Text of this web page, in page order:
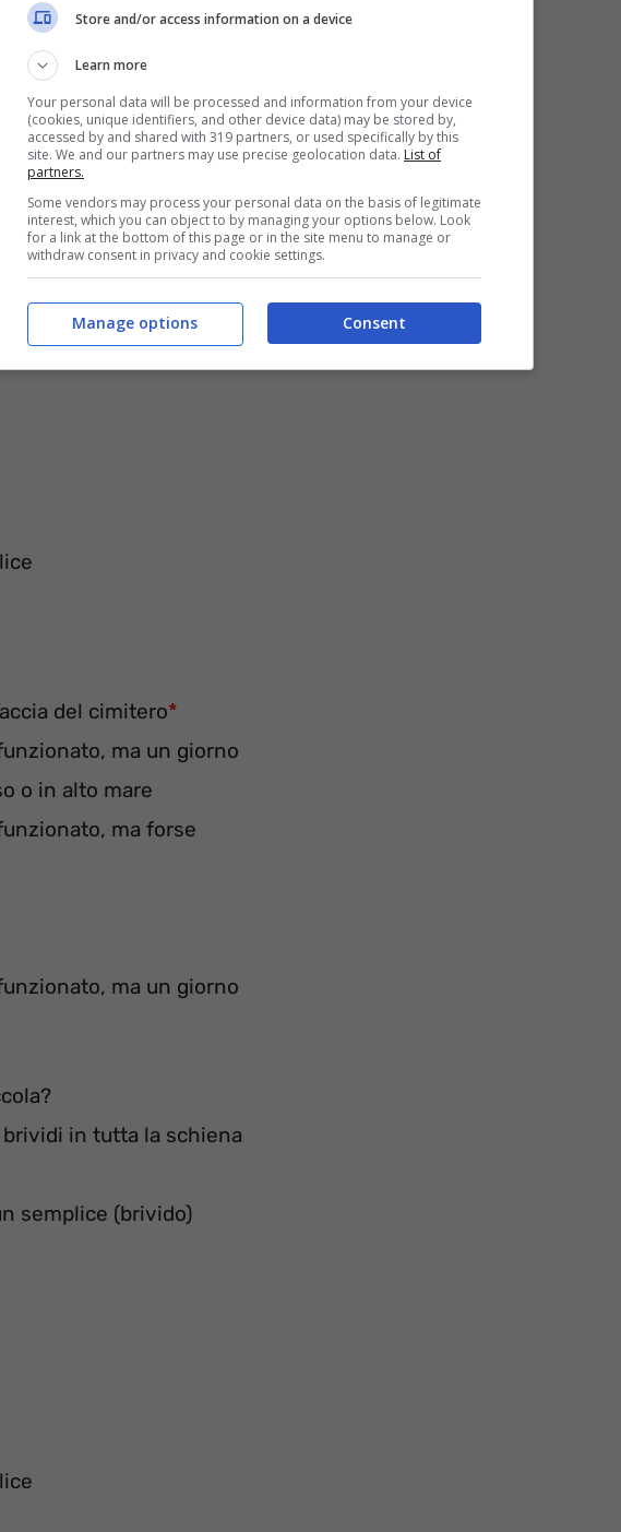
Download)
lasciarti nel modo in cui volevo
del cimitero*
ma un giorno
o in alto mare
ma forse
ma un giorno
in tutta la schiena
semplice (brivido)
Store and/or access information on a device
Learn more
Your personal data will be processed and information from your device
(cookies, unique identifiers, and other device data) may be stored by,
accessed by and shared with 319 partners, or used specifically by this
site. We and our partners may use precise geolocation data. List of
partners.
Some vendors may process your personal data on the basis of legitimate
interest, which you can object to by managing your options below. Look
for a link at the bottom of this page or in the site menu to manage or
withdraw consent in privacy and cookie settings.
Consent
Manage options